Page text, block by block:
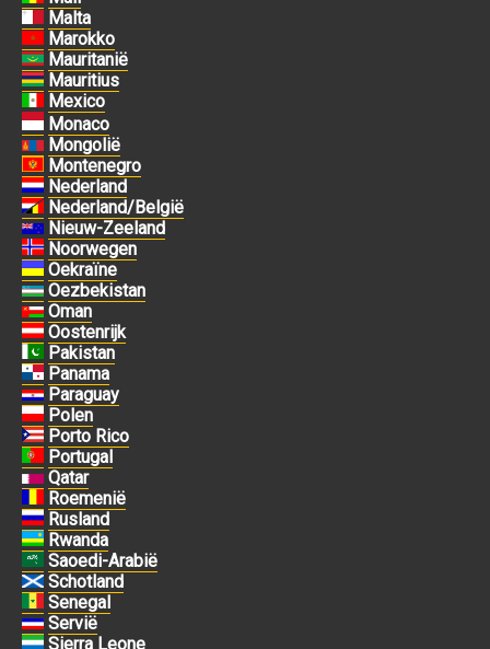
Malta
Marokko
Mauritanië
Mauritius
Mexico
Monaco
Mongolië
Montenegro
Nederland
Nederland/België
Nieuw-Zeeland
Noorwegen
Oekraïne
Oezbekistan
Oman
Oostenrijk
Pakistan
Panama
Paraguay
Polen
Porto Rico
Portugal
Qatar
Roemenië
Rusland
Rwanda
Saoedi-Arabië
Schotland
Senegal
Servië
Sierra Leone